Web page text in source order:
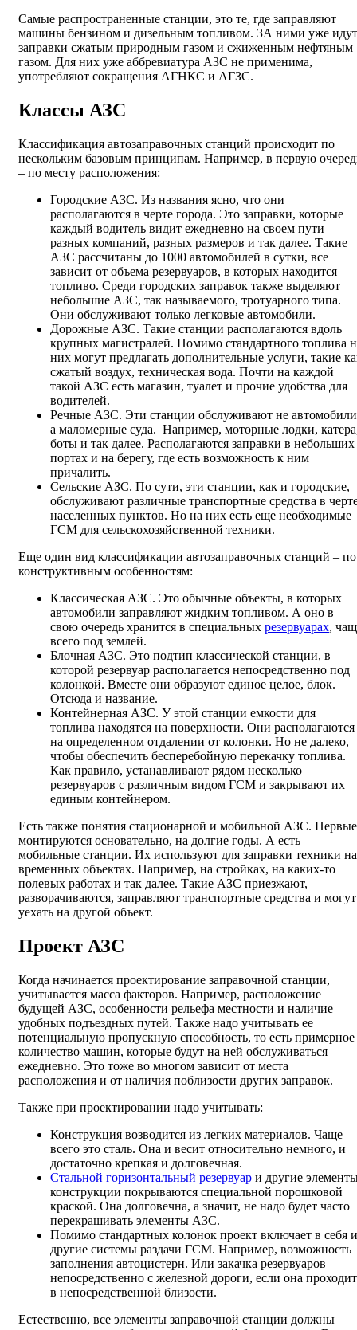
Самые распространенные станции, это те, где заправляют
машины бензином и дизельным топливом. ЗА ними уже идут
заправки сжатым природным газом и сжиженным нефтяным
газом. Для них уже аббревиатура АЗС не применима,
употребляют сокращения АГНКС и АГЗС.
Классы АЗС
Классификация автозаправочных станций происходит по
нескольким базовым принципам. Например, в первую
– по месту расположения:
Городские АЗС. Из названия ясно, что они
располагаются в черте города. Это заправки, которые
каждый водитель видит ежедневно на своем пути –
разных компаний, разных размеров и так далее. Такие
АЗС рассчитаны до 1000 автомобилей в сутки, все
зависит от объема резервуаров, в которых находится
топливо. Среди городских заправок также выделяют
небольшие АЗС, так называемого, тротуарного типа.
Они обслуживают только легковые автомобили.
Дорожные АЗС. Такие станции располагаются вдоль
крупных магистралей. Помимо стандартного топлива
них могут предлагать дополнительные услуги, такие
сжатый воздух, техническая вода. Почти на каждой
такой АЗС есть магазин, туалет и прочие удобства для
водителей.
Речные АЗС. Эти станции обслуживают не
а маломерные суда. Например, моторные лодки,
боты и так далее. Располагаются заправки в небольших
портах и на берегу, где есть возможность к ним
причалить.
Сельские АЗС. По сути, эти станции, как и городские,
обслуживают различные транспортные средства в
населенных пунктов. Но на них есть еще необходимые
ГСМ для сельскохозяйственной техники.
Еще один вид классификации автозаправочных станций – по
конструктивным особенностям:
Классическая АЗС. Это обычные объекты, в которых
автомобили заправляют жидким топливом. А оно в
свою очередь хранится в специальных резервуарах,
всего под землей.
Блочная АЗС. Это подтип классической станции, в
которой резервуар располагается непосредственно под
колонкой. Вместе они образуют единое целое, блок.
Отсюда и название.
Контейнерная АЗС. У этой станции емкости для
топлива находятся на поверхности. Они располагаются
на определенном отдалении от колонки. Но не далеко,
чтобы обеспечить бесперебойную перекачку топлива.
Как правило, устанавливают рядом несколько
резервуаров с различным видом ГСМ и закрывают их
единым контейнером.
Есть также понятия стационарной и мобильной АЗС. Первые
монтируются основательно, на долгие годы. А есть
мобильные станции. Их используют для заправки техники на
временных объектах. Например, на стройках, на каких-то
полевых работах и так далее. Такие АЗС приезжают,
разворачиваются, заправляют транспортные средства и могут
уехать на другой объект.
Проект АЗС
Когда начинается проектирование заправочной станции,
учитывается масса факторов. Например, расположение
будущей АЗС, особенности рельефа местности и наличие
удобных подъездных путей. Также надо учитывать ее
потенциальную пропускную способность, то есть примерное
количество машин, которые будут на ней обслуживаться
ежедневно. Это тоже во многом зависит от места
расположения и от наличия поблизости других заправок.
Также при проектировании надо учитывать:
Конструкция возводится из легких материалов. Чаще
всего это сталь. Она и весит относительно немного, и
достаточно крепкая и долговечная.
Стальной горизонтальный резервуар и другие
конструкции покрываются специальной порошковой
краской. Она долговечна, а значит, не надо будет часто
перекрашивать элементы АЗС.
Помимо стандартных колонок проект включает в себя и
другие системы раздачи ГСМ. Например, возможность
заполнения автоцистерн. Или закачка резервуаров
непосредственно с железной дороги, если она проходит
в непосредственной близости.
Естественно, все элементы заправочной станции должны